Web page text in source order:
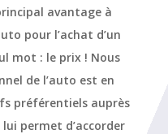
avantage à
pour l’achat d’un
mot : le prix ! Nous
de l’auto est en
préférentiels auprès
permet d’accorder